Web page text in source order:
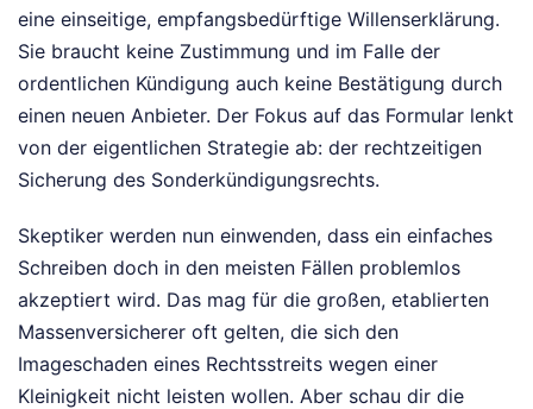
eine einseitige, empfangsbedürftige Willenserklärung.
Sie braucht keine Zustimmung und im Falle der
ordentlichen Kündigung auch keine Bestätigung durch
einen neuen Anbieter. Der Fokus auf das Formular lenkt
von der eigentlichen Strategie ab: der rechtzeitigen
Sicherung des Sonderkündigungsrechts.
Skeptiker werden nun einwenden, dass ein einfaches
Schreiben doch in den meisten Fällen problemlos
akzeptiert wird. Das mag für die großen, etablierten
Massenversicherer oft gelten, die sich den
Imageschaden eines Rechtsstreits wegen einer
Kleinigkeit nicht leisten wollen. Aber schau dir die